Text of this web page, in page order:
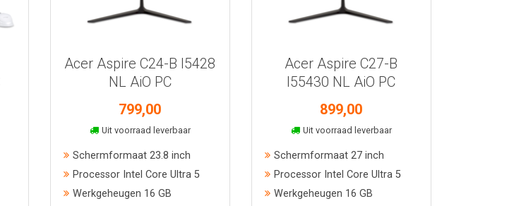
Acer Aspire C24-B I5428
NL AiO PC
799,00
Uit voorraad leverbaar
In winkelmand
Schermformaat 23.8 inch
Processor Intel Core Ultra 5
Werkgeheugen 16 GB
Acer Aspire C27-B
I55430 NL AiO PC
899,00
Uit voorraad leverbaar
In winkelmand
Schermformaat 27 inch
Processor Intel Core Ultra 5
Werkgeheugen 16 GB